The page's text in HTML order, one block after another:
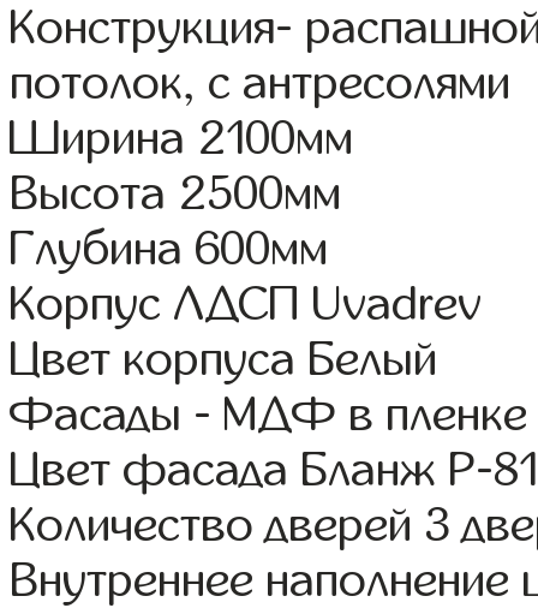
Конструкция-
потолок, с антресолями
Ширина 2100мм
Высота 2500мм
Глубина 600мм
Корпус ЛДСП Uvadrev
Цвет корпуса Белый
Фасады - МДФ в
Цвет фасада Бланж Р-
Количество дверей 3
Внутреннее